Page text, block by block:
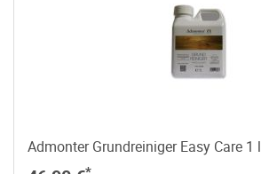
Admonter Grundreiniger Easy Care 1 l